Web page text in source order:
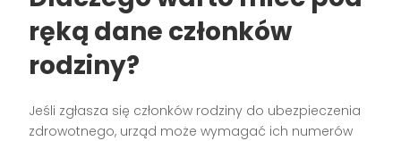
ręką dane członków
rodziny?
Jeśli zgłasza się członków rodziny do ubezpieczenia
zdrowotnego, urząd może wymagać ich numerów